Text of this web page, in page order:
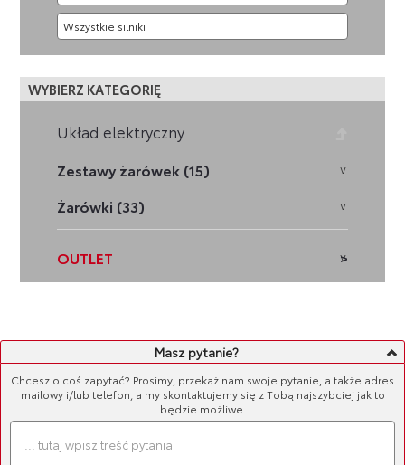
WYBIERZ KATEGORIĘ
Układ elektryczny
Zestawy żarówek (15)
Żarówki (33)
OUTLET
Strona główna»Części
Oświetlenie
Sortuj
LISTA PRODUKTÓW
Masz pytanie?
Chcesz o coś zapytać? Prosimy, przekaż nam swoje pytanie, a także adres
mailowy i/lub telefon, a my skontaktujemy się z Tobą najszybciej jak to
będzie możliwe.